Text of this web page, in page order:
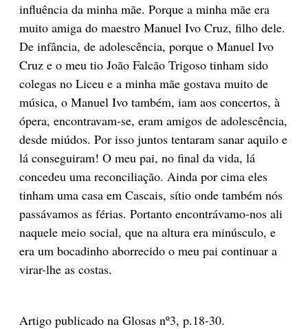
influência da minha mãe. Porque a minha mãe era
muito amiga do maestro Manuel Ivo Cruz, filho dele.
De infância, de adolescência, porque o Manuel Ivo
Cruz e o meu tio João Falcão Trigoso tinham sido
colegas no Liceu e a minha mãe gostava muito de
música, o Manuel Ivo também, iam aos concertos, à
ópera, encontravam-se, eram amigos de adolescência,
desde miúdos. Por isso juntos tentaram sanar aquilo e
lá conseguiram! O meu pai, no final da vida, lá
concedeu uma reconciliação. Ainda por cima eles
tinham uma casa em Cascais, sítio onde também nós
passávamos as férias. Portanto encontrávamo-nos ali
naquele meio social, que na altura era minúsculo, e
era um bocadinho aborrecido o meu pai continuar a
virar-lhe as costas.
Artigo publicado na Glosas nº3, p.18-30.